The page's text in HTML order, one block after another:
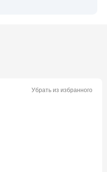
Убрать из избранного